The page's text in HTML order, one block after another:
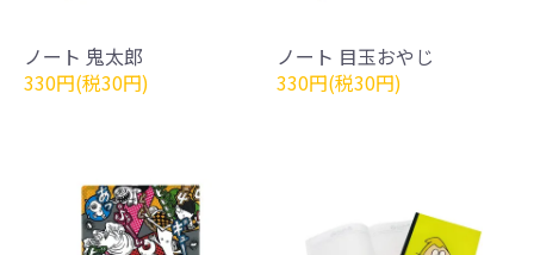
ノート 鬼太郎
330円(税30円)
ノート 目玉おやじ
330円(税30円)